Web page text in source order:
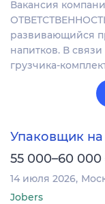
Вакансия
развивающийся
напитков. В
грузчика-
Упаковщик на
55 000–60 000
14 июля 2026
Jobers